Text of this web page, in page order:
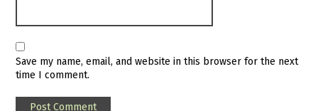
Save my name, email, and website in this browser for the next
time I comment.